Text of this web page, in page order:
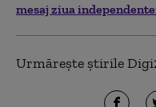
mesaj ziua
Urmărește știrile